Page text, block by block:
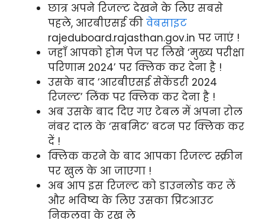
छात्र अपने रिजल्ट देखने के लिए सबसे
पहले, आरबीएसई की वेबसाइट
rajeduboard.rajasthan.gov.in पर जाएं !
जहाँ आपको होम पेज पर लिखे ‘मुख्य परीक्षा
परिणाम 2024’ पर क्लिक कर देना है !
उसके बाद ‘आरबीएसई सेकेंडरी 2024
रिजल्ट’ लिंक पर क्लिक कर देना है !
अब उसके बाद दिए गए टेबल में अपना रोल
नंबर दाल के ‘सबमिट’ बटन पर क्लिक कर
दें !
क्लिक करने के बाद आपका रिजल्ट स्क्रीन
पर खुल के आ जाएगा !
अब आप इस रिजल्ट को डाउनलोड कर लें
और भविष्य के लिए उसका प्रिंटआउट
निकलवा के रख ले